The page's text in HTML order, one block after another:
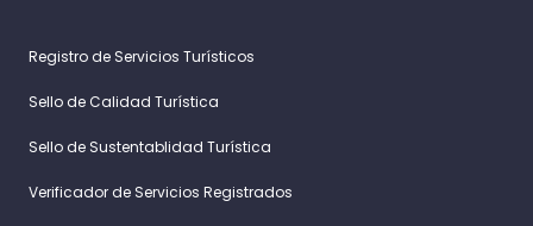
Registro de Servicios Turísticos
Sello de Calidad Turística
Sello de Sustentablidad Turística
Verificador de Servicios Registrados